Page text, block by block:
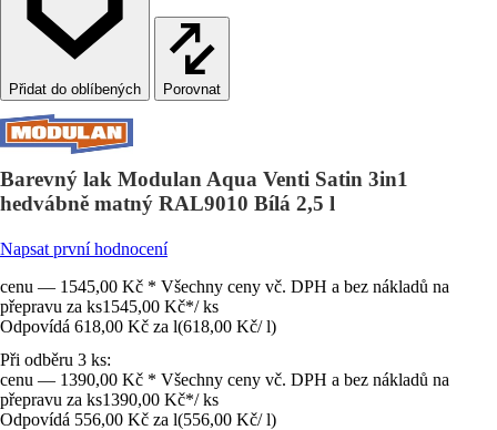
Porovnat
Barevný lak Modulan Aqua Venti Satin 3in1
hedvábně matný RAL9010 Bílá 2,5 l
Napsat první hodnocení
cenu — 1545,00 Kč * Všechny ceny vč. DPH a bez nákladů na
přepravu za ks1545,00 Kč*/ ks
Odpovídá 618,00 Kč za l(618,00 Kč/ l)
Při odběru 3 ks:
cenu — 1390,00 Kč * Všechny ceny vč. DPH a bez nákladů na
přepravu za ks1390,00 Kč*/ ks
Odpovídá 556,00 Kč za l(556,00 Kč/ l)